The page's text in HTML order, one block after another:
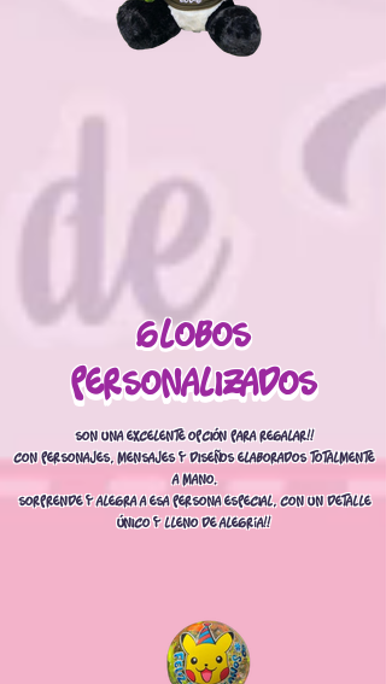
globos
personalizados
globos
personalizados
Son una excelente opción para regalar!!
Con personajes, mensajes y diseños elaborados totalmente
a mano.
Sorprende y alegra a esa persona especial, con un detalle
único y lleno de alegría!!